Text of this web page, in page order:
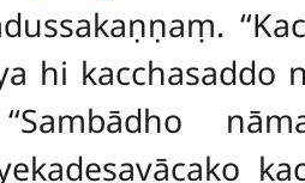
hi kacchasaddo